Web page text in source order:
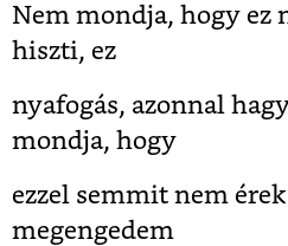
Nem mondja, hogy ez
hiszti, ez
nyafogás, azonnal
mondja, hogy
ezzel semmit nem
megengedem